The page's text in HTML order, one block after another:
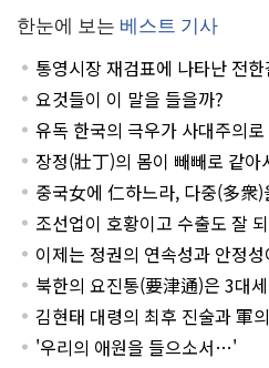
한눈에 보는 베스트 기사
통영시장 재검표에 나타난 전
요것들이 이 말을 들을까?
유독 한국의 극우가 사대주의
장정(壯丁)의 몸이 빼빼로 같아
중국女에 仁하느라, 다중(多衆
조선업이 호황이고 수출도 잘
이제는 정권의 연속성과 안정
북한의 요진통(要津通)은 3대
김현태 대령의 최후 진술과 軍
'우리의 애원을 들으소서…'